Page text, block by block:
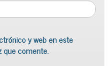
y web en este
que comente.